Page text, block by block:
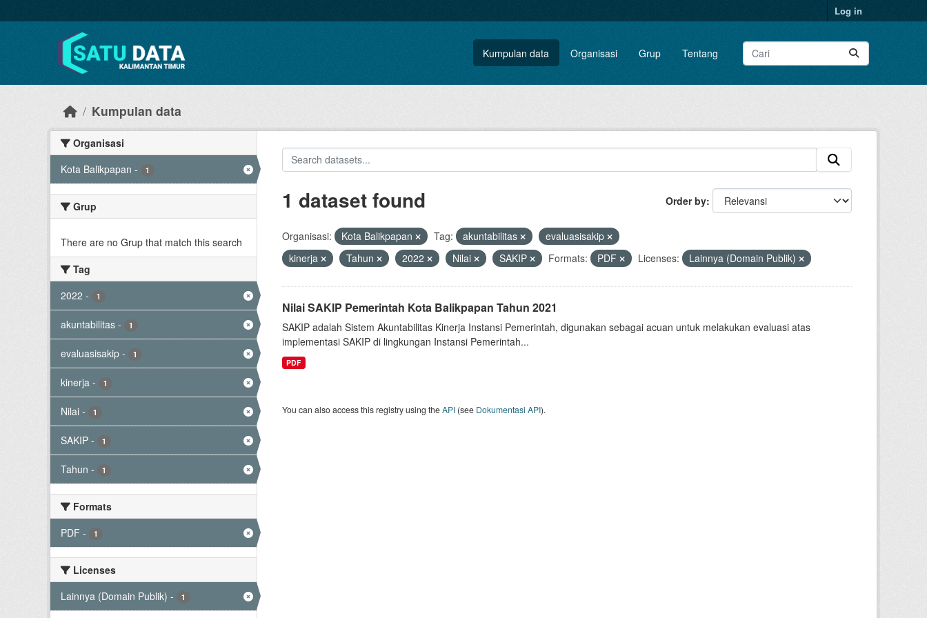
Log in
Kumpulan data Organisasi Grup Tentang
Kumpulan data
Organisasi
Kota Balikpapan - 1
Grup
There are no Grup that match this search
Tag
2022 - 1
akuntabilitas - 1
evaluasisakip - 1
kinerja - 1
Nilai - 1
SAKIP - 1
Tahun - 1
Formats
PDF - 1
Licenses
Lainnya (Domain Publik) - 1
Order by
1 dataset found
Organisasi: Kota Balikpapan Tag: akuntabilitas
evaluasisakip
kinerja
Tahun 2022 Nilai SAKIP Formats: PDF Licenses: Lainnya (Domain Publik)
Nilai SAKIP Pemerintah Kota Balikpapan Tahun 2021
SAKIP adalah Sistem Akuntabilitas Kinerja Instansi Pemerintah, digunakan sebagai acuan untuk melakukan evaluasi atas
implementasi SAKIP di lingkungan Instansi Pemerintah...
PDF
You can also access this registry using theAPI(see Dokumentasi API).